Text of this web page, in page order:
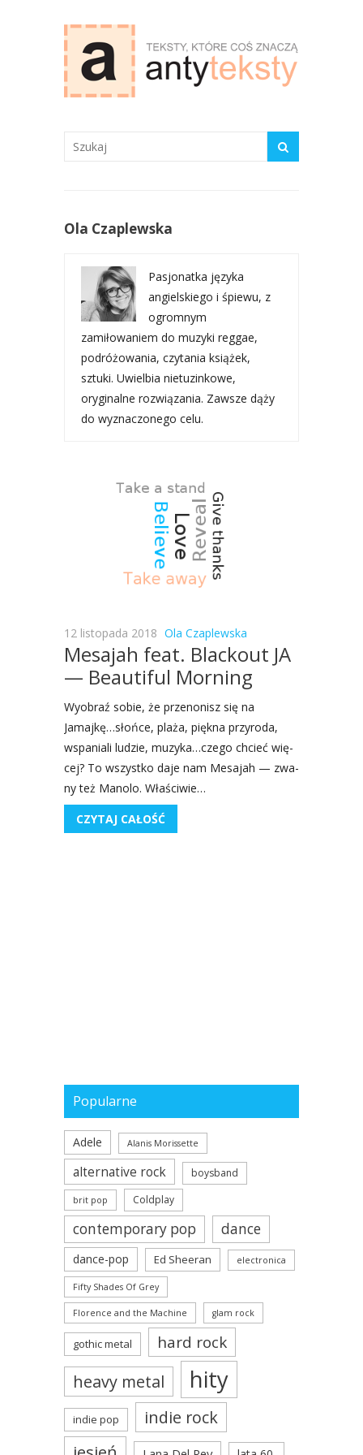
Ola Czaplewska
Pasjonatka języka
angielskiego i śpiewu, z
ogromnym
zamiłowaniem do muzyki reggae,
podróżowania, czytania książek,
sztuki. Uwielbia nietuzinkowe,
oryginalne rozwiązania. Zawsze dąży
do wyznaczonego celu.
12 listopada 2018 Ola Czaplewska
Mesajah feat. Blackout JA
— Beautiful Morning
Wyobraź sobie, że prze­no­nisz się na
Jamajkę…słońce, pla­ża, pięk­na przy­ro­da,
wspa­nia­li ludzie, muzyka…czego chcieć wię­
cej? To wszyst­ko daje nam Mesa­jah — zwa­
ny też Mano­lo. Wła­ści­wie…
CZYTAJ CAŁOŚĆ
Popularne
Adele Alanis Morissette
alternative rock boysband
brit pop Coldplay
contemporary pop dance
dance-pop Ed Sheeran electronica
Fifty Shades Of Grey
Florence and the Machine glam rock
gothic metal hard rock
heavy metal hity
indie pop indie rock